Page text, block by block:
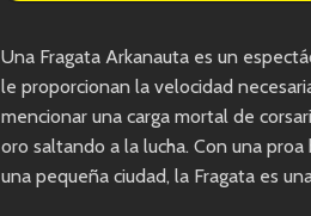
Una Fragata Arkanauta es un
le proporcionan la velocidad
mencionar una carga mortal de
oro saltando a la lucha. Con una
una pequeña ciudad, la Fragata es